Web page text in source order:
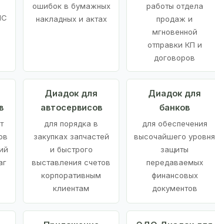
ошибок в бумажных
накладных и актах
работы отдела
продаж и
мгновенной
отправки КП и
договоров
Диадок для
автосервисов
для порядка в
закупках запчастей
и быстрого
выставления счетов
корпоративным
клиентам
Диадок для
банков
для обеспечения
высочайшего уровня
защиты
передаваемых
финансовых
документов